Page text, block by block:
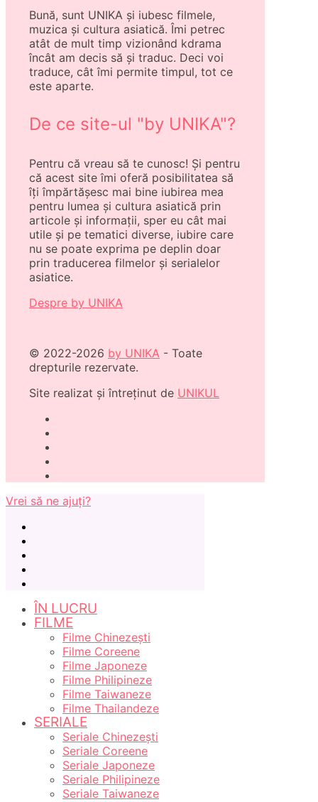
Bună, sunt UNIKA și iubesc filmele,
muzica și cultura asiatică. Îmi petrec
atât de mult timp vizionând kdrama
încât am decis să și traduc. Deci voi
traduce, cât îmi permite timpul, tot ce
este aparte.
De ce site-ul "by UNIKA"?
Pentru că vreau să te cunosc! Și pentru
că acest site îmi oferă posibilitatea să
îți împărtășesc mai bine iubirea mea
pentru lumea și cultura asiatică prin
articole și informații, sper eu cât mai
utile și pe tematici diverse, iubire care
nu se poate exprima pe deplin doar
prin traducerea filmelor și serialelor
asiatice.
Despre by UNIKA
© 2022-2026 by UNIKA - Toate
drepturile rezervate.
Site realizat și întreținut de UNIKUL
Vrei să ne ajuți?
ÎN LUCRU
FILME
Filme Chinezești
Filme Coreene
Filme Japoneze
Filme Philipineze
Filme Taiwaneze
Filme Thailandeze
SERIALE
Seriale Chinezești
Seriale Coreene
Seriale Japoneze
Seriale Philipineze
Seriale Taiwaneze